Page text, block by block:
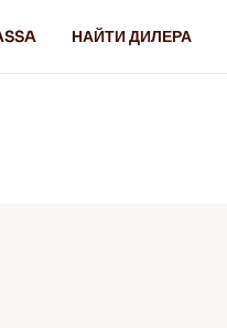
НАЙТИ ДИЛЕРА